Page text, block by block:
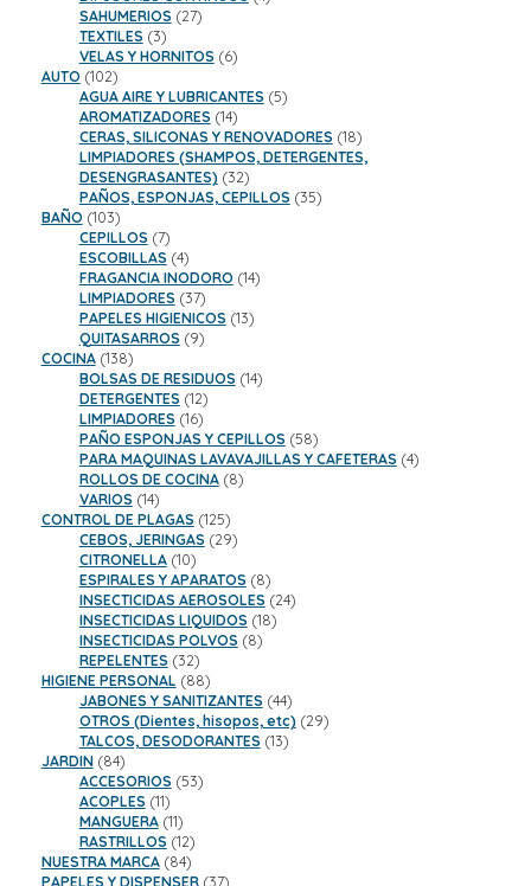
SAHUMERIOS 2727
TEXTILES 33
productos
VELAS Y HORNITOS 66
AUTO 102102
productos
AGUA AIRE Y LUBRICANTES 55
AROMATIZADORES 1414
productos
CERAS, SILICONAS Y RENOVADORES 1818
productos
LIMPIADORES (SHAMPOS, DETERGENTES,
DESENGRASANTES) 3232
productos
PAÑOS, ESPONJAS, CEPILLOS 3535
BAÑO 103103
productos
CEPILLOS 77
productos
ESCOBILLAS 44
productos
FRAGANCIA INODORO 1414
LIMPIADORES 3737
productos
PAPELES HIGIENICOS 1313
QUITASARROS 99
COCINA 138138
productos
BOLSAS DE RESIDUOS 1414
DETERGENTES 1212
productos
LIMPIADORES 1616
productos
PAÑO ESPONJAS Y CEPILLOS 5858
productos
PARA MAQUINAS LAVAVAJILLAS Y CAFETERAS 44
ROLLOS DE COCINA 88
VARIOS 1414
productos
CONTROL DE PLAGAS 125125
productos
CEBOS, JERINGAS 2929
CITRONELLA 1010
productos
ESPIRALES Y APARATOS 88
productos
INSECTICIDAS AEROSOLES 2424
INSECTICIDAS LIQUIDOS 1818
INSECTICIDAS POLVOS 88
REPELENTES 3232
productos
HIGIENE PERSONAL 8888
productos
JABONES Y SANITIZANTES 4444
productos
OTROS (Dientes, hisopos, etc) 2929
TALCOS, DESODORANTES 1313
JARDIN 8484
productos
ACCESORIOS 5353
ACOPLES 1111
productos
MANGUERA 1111
productos
RASTRILLOS 1212
productos
NUESTRA MARCA 8484
productos
PAPELES Y DISPENSER 3737